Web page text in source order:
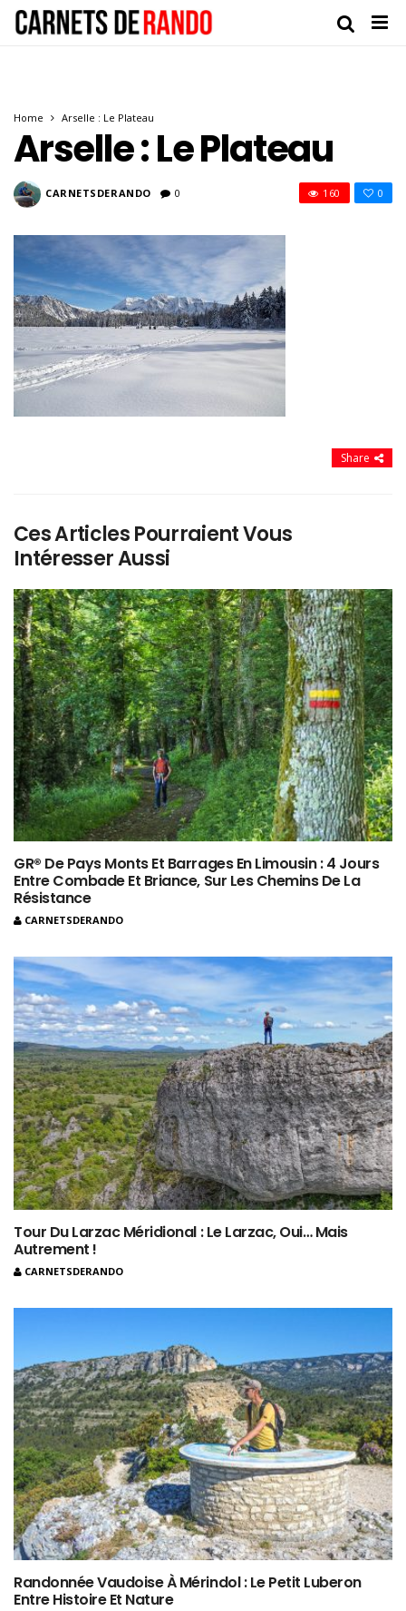
Home Arselle : Le Plateau
Arselle : Le Plateau
CARNETSDERANDO 0 0
160
Share
Ces Articles Pourraient Vous
Intéresser Aussi
GR® De Pays Monts Et Barrages En Limousin : 4 Jours
Entre Combade Et Briance, Sur Les Chemins De La
Résistance
CARNETSDERANDO
Tour Du Larzac Méridional : Le Larzac, Oui… Mais
Autrement !
CARNETSDERANDO
Randonnée Vaudoise À Mérindol : Le Petit Luberon
Entre Histoire Et Nature